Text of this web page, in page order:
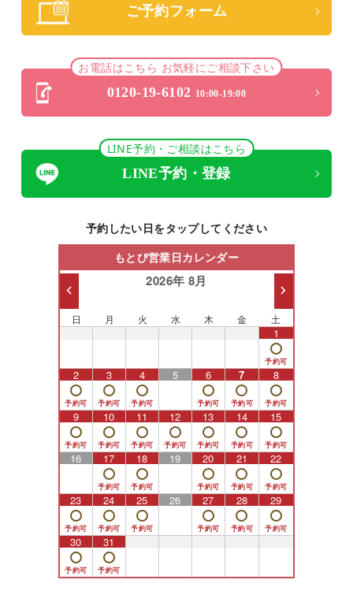
ご予約フォーム
お電話はこちら お気軽にご相談下さい
0120-19-6102 10:00-19:00
LINE予約・ご相談はこちら
LINE予約・登録
予約したい日をタップしてください
もとび営業日カレンダー
2026年 8月
日 月 火 水 木 金 土
1
2 3 4 5 6 7 8
9 10 11 12 13 14 15
16 17 18 19 20 21 22
23 24 25 26 27 28 29
30 31